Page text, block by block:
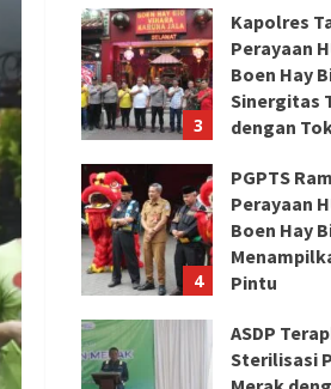
3
Kapolres
Perayaan
Boen Hay
Sinergitas
dengan
4
PGPTS
Perayaan
Boen Hay
Pintu
ASDP
Sterilisasi